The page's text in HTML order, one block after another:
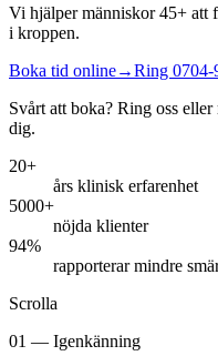
Vi hjälper människor 45+ att
i kroppen.
Boka tid online→Ring 0704-
Svårt att boka? Ring oss eller
dig.
20+
års klinisk erfarenhet
5000+
nöjda klienter
94%
rapporterar mindre
Scrolla
01 — Igenkänning